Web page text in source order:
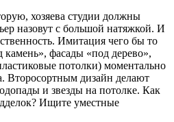
хозяева студии должны
назовут с большой натяжкой. И
Имитация чего бы то
фасады «под дерево»,
потолки) моментально
Второсортным дизайн делают
и звезды на потолке. Как
Ищите уместные